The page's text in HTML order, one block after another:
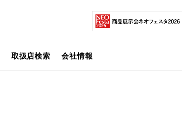
取扱店検索 会社情報